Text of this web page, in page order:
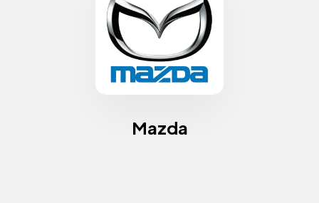
Mazda